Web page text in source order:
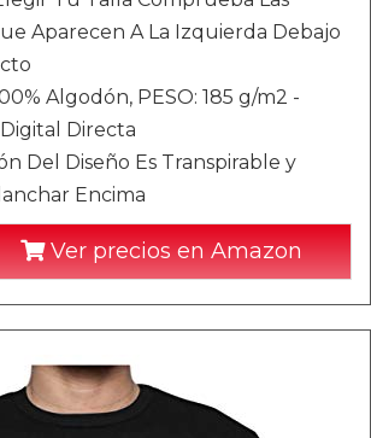
Aparecen A La Izquierda Debajo
Algodón, PESO: 185 g/m2 -
Directa
Del Diseño Es Transpirable y
Encima
Ver precios en Amazon